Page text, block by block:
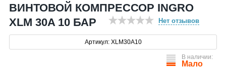
ВИНТОВОЙ КОМПРЕССОР INGRO
XLM 30A 10 БАР
Нет отзывов
Артикул: XLM30A10
В наличии:
Мало